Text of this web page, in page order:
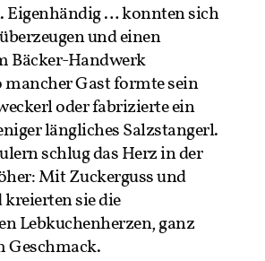
Eigenhändig … konnten sich
und einen
Bäcker-Handwerk
mancher Gast formte sein
oder fabrizierte ein
längliches Salzstangerl.
schlug das Herz in der
Mit Zuckerguss und
sie die
Lebkuchenherzen, ganz
Geschmack.